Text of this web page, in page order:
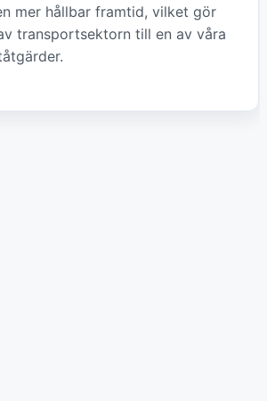
mer hållbar framtid, vilket gör
transportsektorn till en av våra